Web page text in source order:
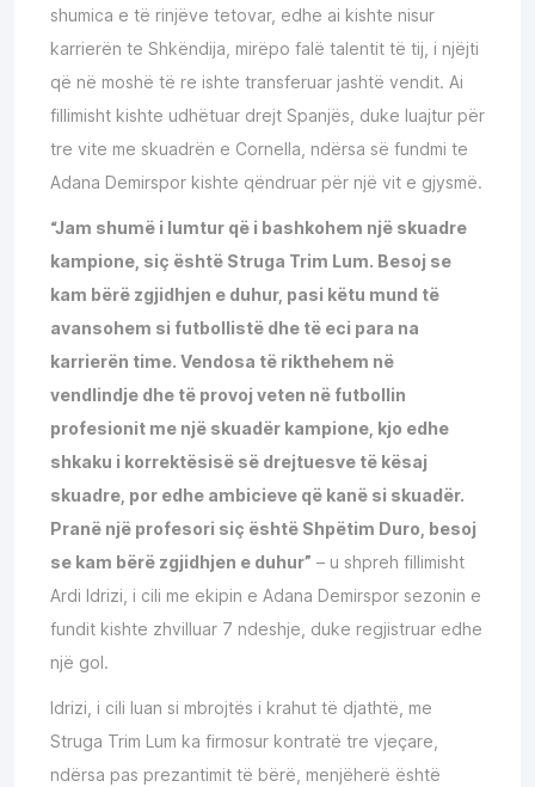
shumica e të rinjëve tetovar, edhe ai kishte nisur
karrierën te Shkëndija, mirëpo falë talentit të tij, i njëjti
që në moshë të re ishte transferuar jashtë vendit. Ai
fillimisht kishte udhëtuar drejt Spanjës, duke luajtur për
tre vite me skuadrën e Cornella, ndërsa së fundmi te
Adana Demirspor kishte qëndruar për një vit e gjysmë.
“Jam shumë i lumtur që i bashkohem një skuadre
kampione, siç është Struga Trim Lum. Besoj se
kam bërë zgjidhjen e duhur, pasi këtu mund të
avansohem si futbollistë dhe të eci para na
karrierën time. Vendosa të rikthehem në
vendlindje dhe të provoj veten në futbollin
profesionit me një skuadër kampione, kjo edhe
shkaku i korrektësisë së drejtuesve të kësaj
skuadre, por edhe ambicieve që kanë si skuadër.
Pranë një profesori siç është Shpëtim Duro, besoj
se kam bërë zgjidhjen e duhur” – u shpreh fillimisht
Ardi Idrizi, i cili me ekipin e Adana Demirspor sezonin e
fundit kishte zhvilluar 7 ndeshje, duke regjistruar edhe
një gol.
Idrizi, i cili luan si mbrojtës i krahut të djathtë, me
Struga Trim Lum ka firmosur kontratë tre vjeçare,
ndërsa pas prezantimit të bërë, menjëherë është